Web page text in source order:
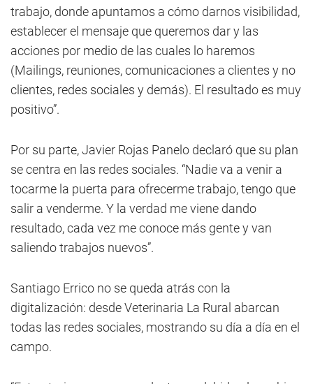
trabajo, donde apuntamos a cómo darnos visibilidad,
establecer el mensaje que queremos dar y las
acciones por medio de las cuales lo haremos
(Mailings, reuniones, comunicaciones a clientes y no
clientes, redes sociales y demás). El resultado es muy
positivo”.
Por su parte, Javier Rojas Panelo declaró que su plan
se centra en las redes sociales. “Nadie va a venir a
tocarme la puerta para ofrecerme trabajo, tengo que
salir a venderme. Y la verdad me viene dando
resultado, cada vez me conoce más gente y van
saliendo trabajos nuevos”.
Santiago Errico no se queda atrás con la
digitalización: desde Veterinaria La Rural abarcan
todas las redes sociales, mostrando su día a día en el
campo.